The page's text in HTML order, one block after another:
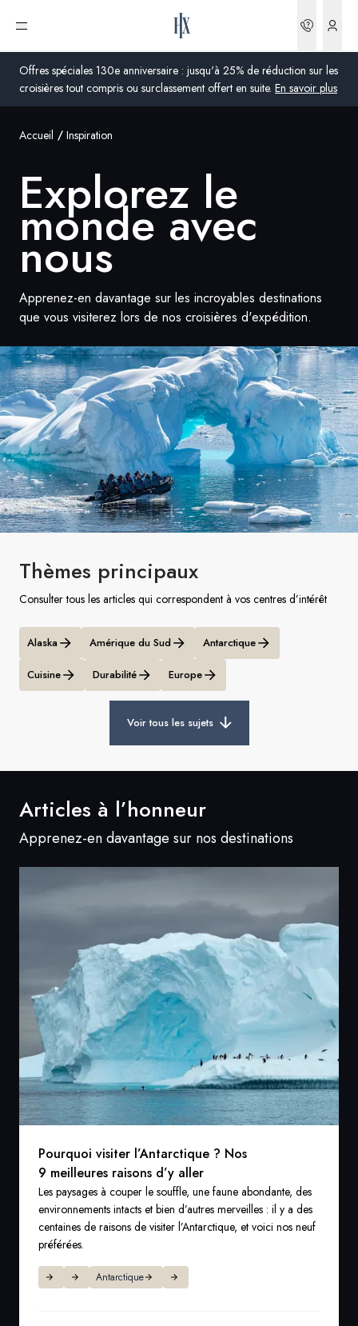
Offres spéciales 130e anniversaire : jusqu'à 25% de réduction sur les
croisières tout compris ou surclassement offert en suite. En savoir plus
Ouvrir le menu
France
Australie
Royaume-Uni
États-Unis
Suisse
France
Suède
Danemark
Norvège
Global
Accueil Inspiration
Explorez le
monde avec
nous
Apprenez-en davantage sur les incroyables destinations
que vous visiterez lors de nos croisières d'expédition.
Thèmes principaux
Consulter tous les articles qui correspondent à vos centres d’intérêt
Alaska Amérique du Sud Antarctique
Cuisine Durabilité Europe
Voir tous les sujets
Articles à l’honneur
Apprenez-en davantage sur nos destinations
Pourquoi visiter l’Antarctique ? Nos
9 meilleures raisons d’y aller
Les paysages à couper le souffle, une faune abondante, des
environnements intacts et bien d’autres merveilles : il y a des
centaines de raisons de visiter l’Antarctique, et voici nos neuf
préférées.
Antarctique